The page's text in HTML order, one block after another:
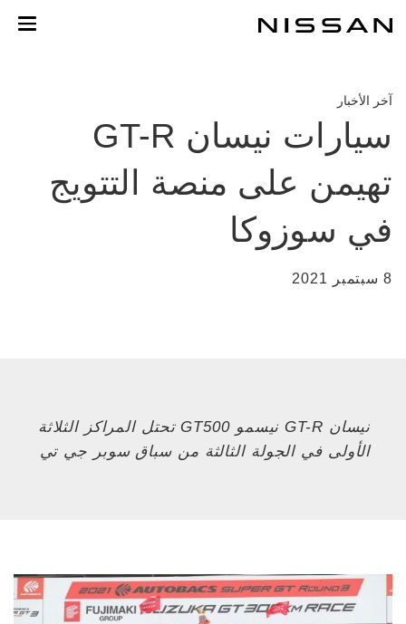
المحتوى
آخر الأخبار
سيارات نيسان GT-R
تهيمن على منصة التتويج
في سوزوكا
8 سبتمبر 2021
نيسان GT-R نيسمو GT500 تحتل المراكز الثلاثة
الأولى في الجولة الثالثة من سباق سوبر جي تي